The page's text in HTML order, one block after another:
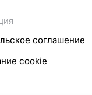
соглашение
cookie